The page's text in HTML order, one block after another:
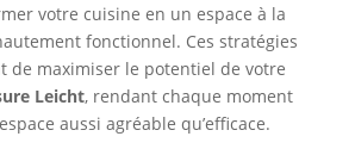
votre cuisine en un espace à la
fonctionnel. Ces stratégies
de maximiser le potentiel de votre
Leicht, rendant chaque moment
aussi agréable qu’efficace.